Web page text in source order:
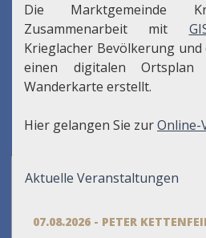
Die Marktgemeinde
Zusammenarbeit mit
Krieglacher Bevölkerung und
einen digitalen
Wanderkarte erstellt.
Hier gelangen Sie zurOnline-
Aktuelle Veranstaltungen
07.08.2026 - PETER